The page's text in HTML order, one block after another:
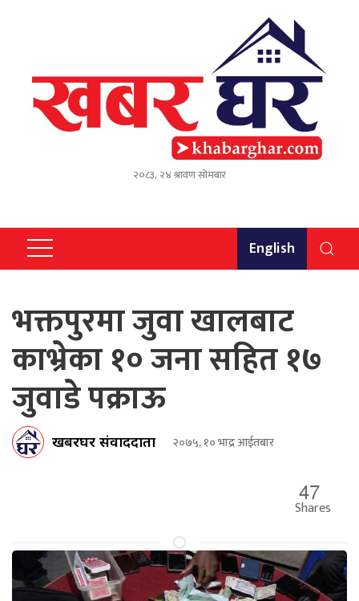
२०८३, २४ श्रावण सोमबार
English
भक्तपुरमा जुवा खालबाट
काभ्रेका १० जना सहित १७
जुवाडे पक्राऊ
खबरघर संवाददाता २०७५, १० भाद्र आईतबार
47
Shares